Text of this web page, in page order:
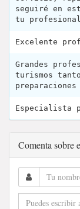
seguiré en
tu
Excelente
Grandes
turismos tanto
Especialista
Comenta sobre